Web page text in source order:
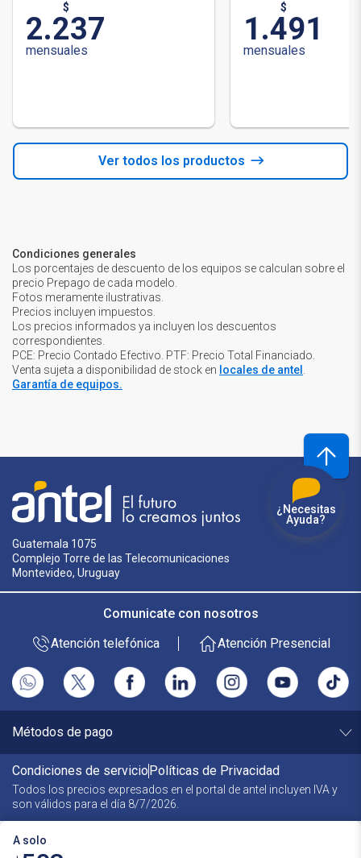
A solo
$
2.237
mensuales
$
1.491
mensuales
Ver todos los productos
Condiciones generales
Los porcentajes de descuento de los equipos se calculan sobre el
precio Prepago de cada modelo.
Fotos meramente ilustrativas.
Precios incluyen impuestos.
Los precios informados ya incluyen los descuentos
correspondientes.
PCE: Precio Contado Efectivo. PTF: Precio Total Financiado.
Venta sujeta a disponibilidad de stock en locales de antel
Garantía de equipos.
Guatemala 1075
Complejo Torre de las Telecomunicaciones
Montevideo, Uruguay
Comunicate con nosotros
Atención telefónica
Atención Presencial
Métodos de pago
Todos los precios expresados en el portal de antel incluyen IVA y
son válidos para el día 8/7/2026
Condiciones de servicioPolíticas de Privacidad
¿Necesitas
Ayuda?